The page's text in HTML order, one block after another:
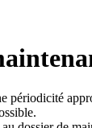
périodicité